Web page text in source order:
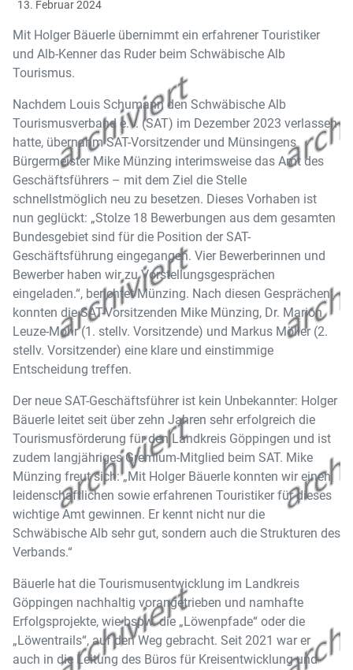
13. Februar 2024
Mit Holger Bäuerle übernimmt ein erfahrener Touristiker
und Alb-Kenner das Ruder beim Schwäbische Alb
Tourismus.
Nachdem Louis Schumann den Schwäbische Alb
Tourismusverband e.V. (SAT) im Dezember 2023 verlassen
hatte, übernahm SAT-Vorsitzender und Münsingens
Bürgermeister Mike Münzing interimsweise das Amt des
Geschäftsführers – mit dem Ziel die Stelle
schnellstmöglich neu zu besetzen. Dieses Vorhaben ist
nun geglückt: „Stolze 18 Bewerbungen aus dem gesamten
Bundesgebiet sind für die Position der SAT-
Geschäftsführung eingegangen. Vier Bewerberinnen und
Bewerber haben wir zu Vorstellungsgesprächen
eingeladen.“, berichtet Münzing. Nach diesen Gesprächen
konnten die SAT-Vorsitzenden Mike Münzing, Dr. Marion
Leuze-Mohr (1. stellv. Vorsitzende) und Markus Möller (2.
stellv. Vorsitzender) eine klare und einstimmige
Entscheidung treffen.
Der neue SAT-Geschäftsführer ist kein Unbekannter: Holger
Bäuerle leitet seit über zehn Jahren sehr erfolgreich die
Tourismusförderung für den Landkreis Göppingen und ist
zudem langjähriges Gremium-Mitglied beim SAT. Mike
Münzing freut sich: „Mit Holger Bäuerle konnten wir einen
leidenschaftlichen sowie erfahrenen Touristiker für dieses
wichtige Amt gewinnen. Er kennt nicht nur die
Schwäbische Alb sehr gut, sondern auch die Strukturen des
Verbands.“
Bäuerle hat die Tourismusentwicklung im Landkreis
Göppingen nachhaltig vorangetrieben und namhafte
Erfolgsprojekte, wie bspw. die „Löwenpfade“ oder die
„Löwentrails“, auf den Weg gebracht. Seit 2021 war er
auch in die Leitung des Büros für Kreisentwicklung und